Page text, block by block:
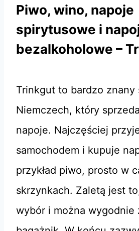
Piwo, wino, napoje
spirytusowe i
bezalkoholowe –
Trinkgut to bardzo znany
Niemczech, który
napoje. Najczęściej
samochodem i kupuje
przykład piwo, prosto w
skrzynkach. Zaletą jest
wybór i można wygodnie